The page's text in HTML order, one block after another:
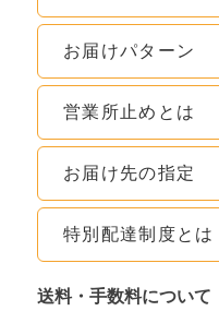
お届けパターン
営業所止めとは
お届け先の指定
特別配達制度とは
送料・手数料について